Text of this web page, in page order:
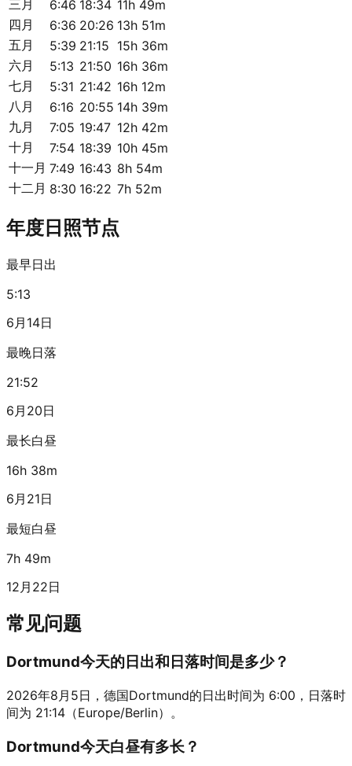
三月 6:46 18:34 11h 49m
四月
6:36 20:26 13h 51m
五月
5:39 21:15 15h 36m
六月
5:13 21:50 16h 36m
七月
5:31 21:42 16h 12m
八月
6:16 20:55 14h 39m
九月
7:05 19:47 12h 42m
十月
7:54 18:39 10h 45m
十一月 7:49 16:43 8h 54m
十二月 8:30 16:22 7h 52m
年度日照节点
最早日出
5:13
6月14日
最晚日落
21:52
6月20日
最长白昼
16h 38m
6月21日
最短白昼
7h 49m
12月22日
常见问题
Dortmund今天的日出和日落时间是多少？
2026年8月5日，德国Dortmund的日出时间为 6:00，日落时
间为 21:14（Europe/Berlin）。
Dortmund今天白昼有多长？